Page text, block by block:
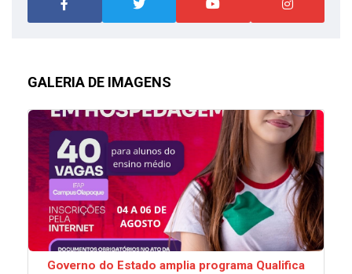
GALERIA DE IMAGENS
Governo do Estado amplia programa Qualifica